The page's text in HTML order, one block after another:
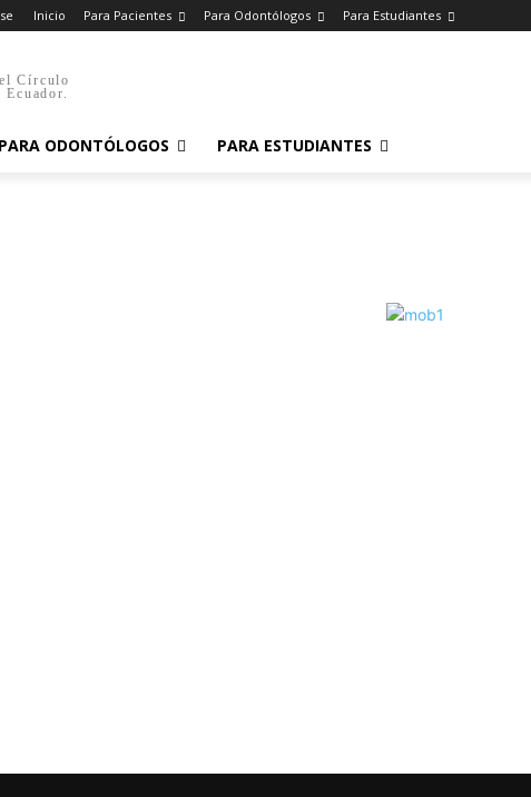
Inicio Para Pacientes Para Odontólogos Para Estudiantes
Círculo
PARA ODONTÓLOGOS PARA ESTUDIANTES